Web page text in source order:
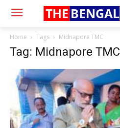
THE BENGAL
Home Tags Midnapore TMC
Tag: Midnapore TMC